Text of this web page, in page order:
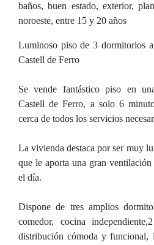
baños, buen estado, exterior,
noroeste, entre 15 y 20 años
Luminoso piso de 3 dormitorios
Castell de Ferro
Se vende fantástico piso en
Castell de Ferro, a solo 6
cerca de todos los servicios
La vivienda destaca por ser muy
que le aporta una gran
el día.
Dispone de tres amplios
comedor, cocina
distribución cómoda y funcional,